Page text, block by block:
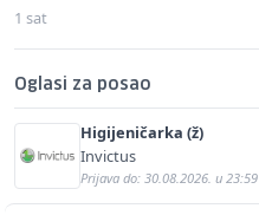
1 sat
Oglasi za posao
Higijeničarka (ž)
Invictus
Prijava do: 30.08.2026. u 23:59